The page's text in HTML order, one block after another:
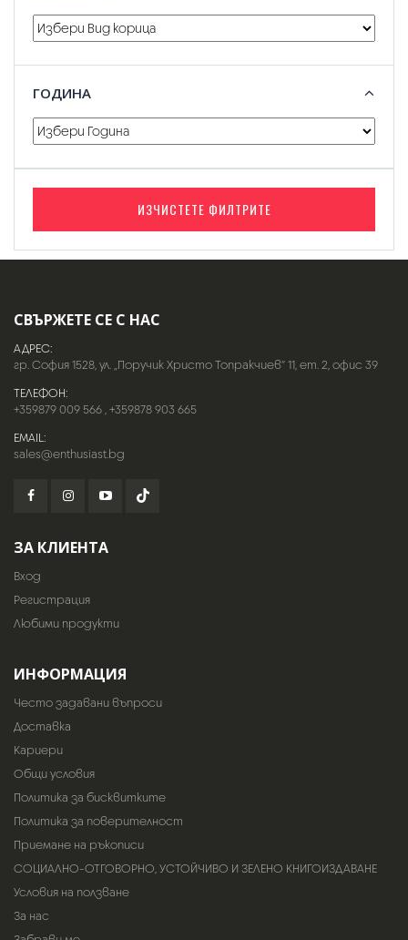
ГОДИНА
ИЗЧИСТЕТЕ ФИЛТРИТЕ
СВЪРЖЕТЕ СЕ С НАС
АДРЕС:
гр. София 1528, ул. „Поручик Христо Топракчиев“ 11, ет. 2, офис 39
ТЕЛЕФОН:
+359879 009 566,+359878 903 665
EMAIL:
sales@enthusiast.bg
ЗА КЛИЕНТА
Вход
Регистрация
Любими продукти
ИНФОРМАЦИЯ
Често задавани въпроси
Доставка
Кариери
Общи условия
Политика за бисквитките
Политика за поверителност
Приемане на ръкописи
СОЦИАЛНО-ОТГОВОРНО, УСТОЙЧИВО И ЗЕЛЕНО КНИГОИЗДАВАНЕ
Условия на ползване
За нас